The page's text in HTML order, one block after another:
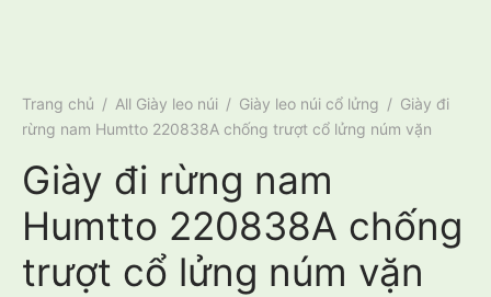
Trang chủ / All Giày leo núi / Giày leo núi cổ lửng / Giày đi
rừng nam Humtto 220838A chống trượt cổ lửng núm vặn
Giày đi rừng nam
Humtto 220838A chống
trượt cổ lửng núm vặn